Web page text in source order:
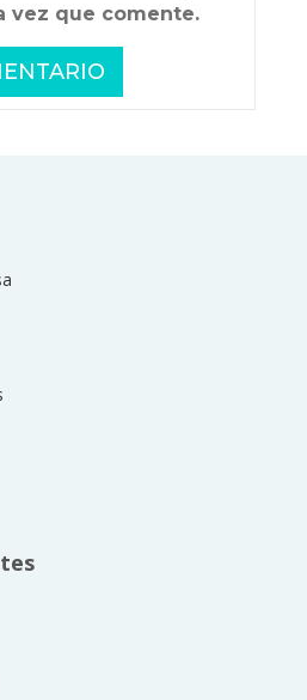
vez que comente.